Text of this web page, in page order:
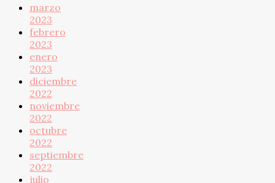
marzo
2023
febrero
2023
enero
2023
diciembre
2022
noviembre
2022
octubre
2022
septiembre
2022
julio